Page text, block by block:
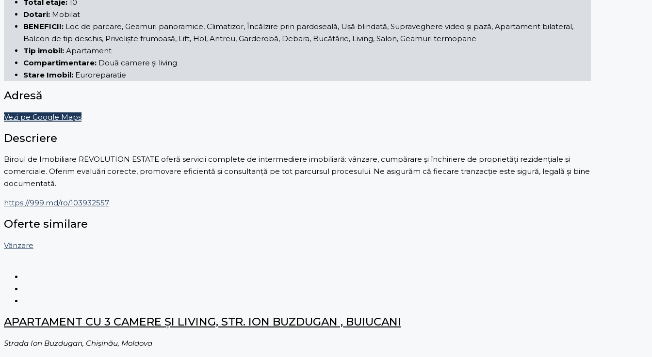
Total etaje: 10
Dotari: Mobilat
BENEFICII: Loc de parcare, Geamuri panoramice, Climatizor, Încălzire prin pardoseală, Ușă blindată, Supraveghere video și pază, Apartament bilateral,
Balcon de tip deschis, Priveliște frumoasă, Lift, Hol, Antreu, Garderobă, Debara, Bucătărie, Living, Salon, Geamuri termopane
Tip imobil: Apartament
Compartimentare: Două camere și living
Stare Imobil: Euroreparatie
Adresă
Vezi pe Google Maps
Descriere
Biroul de Imobiliare REVOLUTION ESTATE oferă servicii complete de intermediere imobiliară: vânzare, cumpărare și închiriere de proprietăți rezidențiale și
comerciale. Oferim evaluări corecte, promovare eficientă și consultanță pe tot parcursul procesului. Ne asigurăm că fiecare tranzacție este sigură, legală și bine
documentată.
https://999.md/ro/103932557
Oferte similare
Vânzare
APARTAMENT CU 3 CAMERE ŞI LIVING, STR. ION BUZDUGAN , BUIUCANI
Strada Ion Buzdugan, Chișinău, Moldova